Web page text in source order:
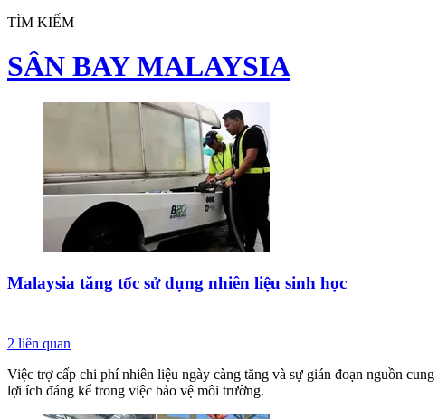
TÌM KIẾM
SÂN BAY MALAYSIA
Malaysia tăng tốc sử dụng nhiên liệu sinh học
2 liên quan
Việc trợ cấp chi phí nhiên liệu ngày càng tăng và sự gián đoạn nguồn
lợi ích đáng kể trong việc bảo vệ môi trường.